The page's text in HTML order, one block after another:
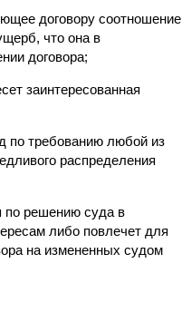
договору соотношение
что она в
договора;
заинтересованная
по требованию любой из
распределения
по решению суда в
либо повлечет для
на измененных судом